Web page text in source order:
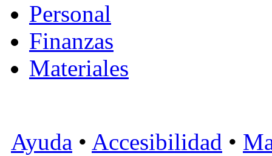
Personal
Finanzas
Materiales
Ayuda • Accesibilidad •